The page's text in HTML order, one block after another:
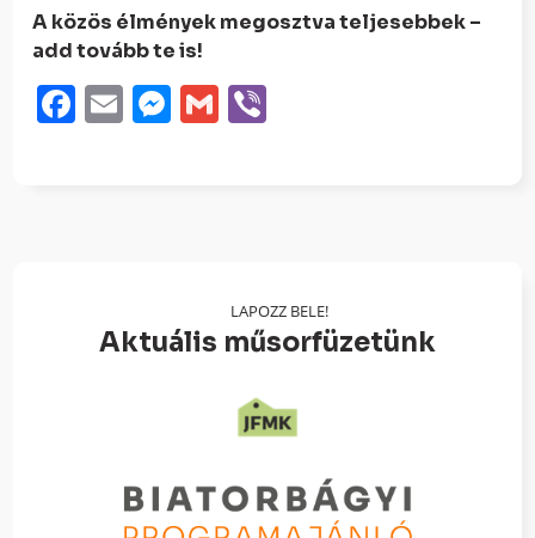
A közös élmények megosztva teljesebbek –
add tovább te is!
Facebook
EmailMessenger
Gmail
LAPOZZ BELE!
Aktuális műsorfüzetünk